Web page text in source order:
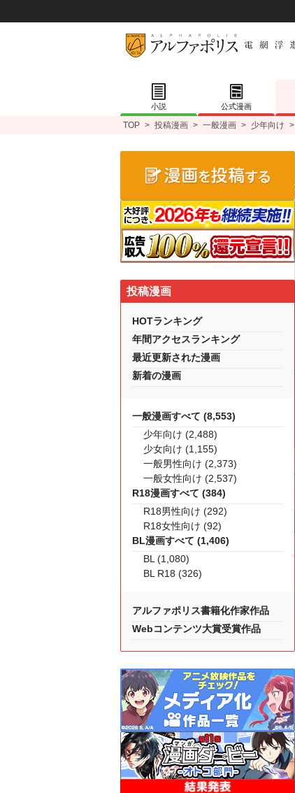
小説 公式漫画
TOP > 投稿漫画 > 一般漫画 > 少年向け >
投稿漫画
HOTランキング
年間アクセスランキング
最近更新された漫画
新着の漫画
一般漫画すべて (8,553)
少年向け (2,488)
少女向け (1,155)
一般男性向け (2,373)
一般女性向け (2,537)
R18漫画すべて (384)
R18男性向け (292)
R18女性向け (92)
BL漫画すべて (1,406)
BL (1,080)
BL R18 (326)
アルファポリス書籍化作家作品
Webコンテンツ大賞受賞作品